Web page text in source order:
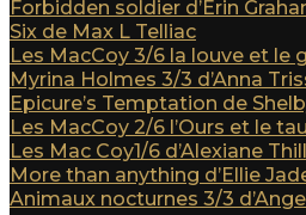
Forbidden soldier d’Erin
Six de Max L Telliac
Les MacCoy 3/6 la louve et le
Myrina Holmes 3/3 d’Anna
Epicure’s Temptation de
Les MacCoy 2/6 l’Ours et le
Les Mac Coy1/6 d’Alexiane Thill
More than anything d’Ellie
Animaux nocturnes 3/3